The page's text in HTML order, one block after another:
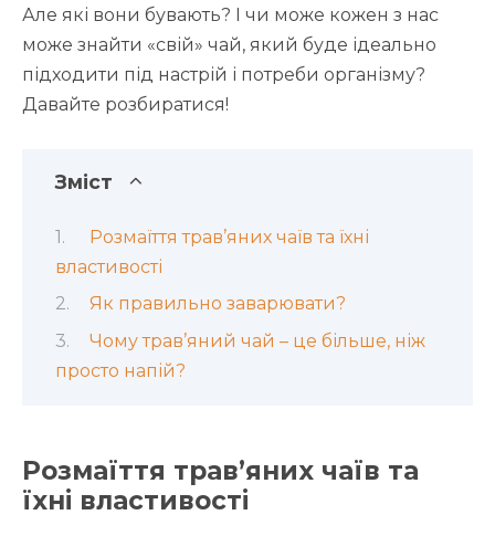
Але які вони бувають? І чи може кожен з нас
може знайти «свій» чай, який буде ідеально
підходити під настрій і потреби організму?
Давайте розбиратися!
Зміст
Розмаїття трав’яних чаїв та їхні
властивості
Як правильно заварювати?
Чому трав’яний чай – це більше, ніж
просто напій?
Розмаїття трав’яних чаїв та
їхні властивості